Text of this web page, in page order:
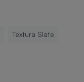
Textura Slate